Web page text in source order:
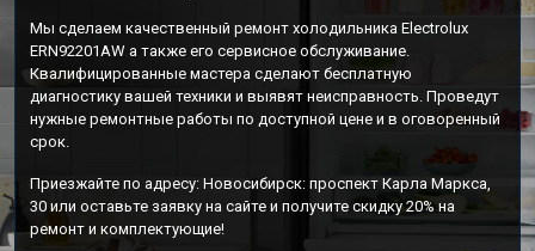
Мы сделаем качественный ремонт холодильника Electrolux
ERN92201AW а также его сервисное обслуживание.
Квалифицированные мастера сделают бесплатную
диагностику вашей техники и выявят неисправность. Проведут
нужные ремонтные работы по доступной цене и в оговоренный
срок.
Приезжайте по адресу: Новосибирск: проспект Карла Маркса,
30 или оставьте заявку на сайте и получите скидку 20% на
ремонт и комплектующие!